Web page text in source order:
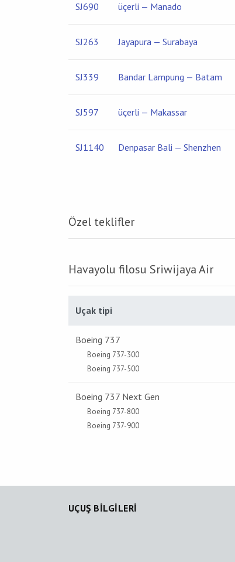
SJ690 üçerli — Manado
SJ263 Jayapura — Surabaya
SJ339 Bandar Lampung — Batam
SJ597 üçerli — Makassar
SJ1140 Denpasar Bali — Shenzhen
Özel teklifler
Havayolu filosu Sriwijaya Air
Uçak tipi
Boeing 737
Boeing 737-300
Boeing 737-500
Boeing 737 Next Gen
Boeing 737-800
Boeing 737-900
UÇUŞ BİLGİLERİ